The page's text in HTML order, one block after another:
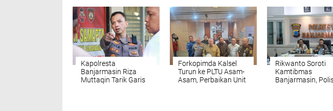
Raja Pertama Banjar
Doa
Kapolresta
Banjarmasin Riza
Muttaqin Tarik Garis
Forkopimda Kalsel
Turun ke PLTU Asam-
Asam, Perbaikan Unit
Rikwanto Soroti
Kamtibmas
Banjarmasin,